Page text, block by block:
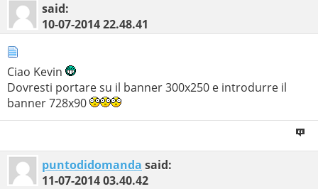
said:
10-07-201422.48.41
Ciao Kevin
Dovresti portare su il banner 300x250 e introdurre il
banner 728x90
puntodidomanda said:
11-07-201403.40.42